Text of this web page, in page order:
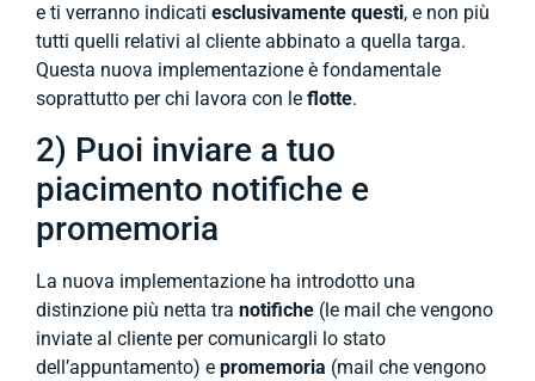
e ti verranno indicati esclusivamente questi, e non più
tutti quelli relativi al cliente abbinato a quella targa.
Questa nuova implementazione è fondamentale
soprattutto per chi lavora con le flotte.
2) Puoi inviare a tuo
piacimento notifiche e
promemoria
La nuova implementazione ha introdotto una
distinzione più netta tra notifiche (le mail che vengono
inviate al cliente per comunicargli lo stato
dell’appuntamento) e promemoria (mail che vengono